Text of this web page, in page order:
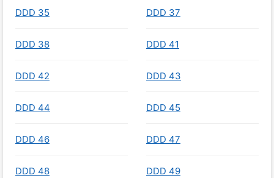
DDD 35 DDD 37
DDD 38 DDD 41
DDD 42 DDD 43
DDD 44 DDD 45
DDD 46 DDD 47
DDD 48 DDD 49